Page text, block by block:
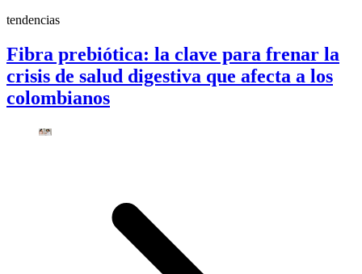
tendencias
Fibra prebiótica: la clave para frenar la
crisis de salud digestiva que afecta a los
colombianos